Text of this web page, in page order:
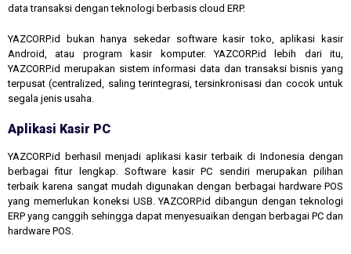
data transaksi dengan teknologi berbasis cloud ERP.
YAZCORP.id bukan hanya sekedar software kasir toko, aplikasi kasir
Android, atau program kasir komputer. YAZCORP.id lebih dari itu,
YAZCORP.id merupakan sistem informasi data dan transaksi bisnis yang
terpusat (centralized, saling terintegrasi, tersinkronisasi dan cocok untuk
segala jenis usaha.
Aplikasi Kasir PC
YAZCORP.id berhasil menjadi aplikasi kasir terbaik di Indonesia dengan
berbagai fitur lengkap. Software kasir PC sendiri merupakan pilihan
terbaik karena sangat mudah digunakan dengan berbagai hardware POS
yang memerlukan koneksi USB. YAZCORP.id dibangun dengan teknologi
ERP yang canggih sehingga dapat menyesuaikan dengan berbagai PC dan
hardware POS.